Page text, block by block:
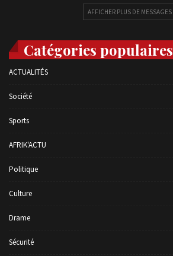
AFFICHER PLUS DE MESSAGES
Catégories populaires
ACTUALITÉS
Société
Sports
AFRIK'ACTU
Politique
Culture
Drame
Sécurité